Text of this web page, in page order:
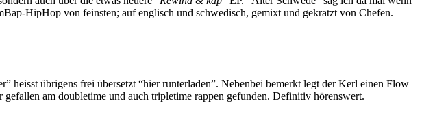
HipHop von feinsten; auf englisch und schwedisch, gemixt und gekratzt von Chefen.
heisst übrigens frei übersetzt “hier runterladen”. Nebenbei bemerkt legt der Kerl einen Flow
gefallen am doubletime und auch tripletime rappen gefunden. Definitiv hörenswert.